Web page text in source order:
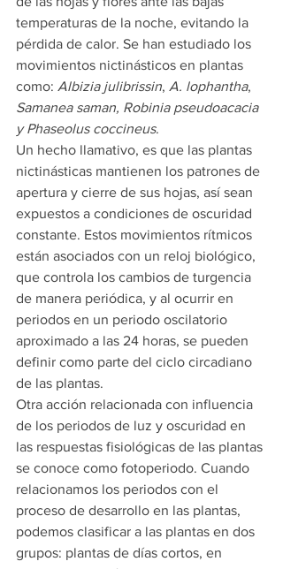
temperaturas de la noche, evitando la
pérdida de calor. Se han estudiado los
movimientos nictinásticos en plantas
como: Albizia julibrissin, A. lophantha,
Samanea saman, Robinia pseudoacacia
y Phaseolus coccineus.
Un hecho llamativo, es que las plantas
nictinásticas mantienen los patrones de
apertura y cierre de sus hojas, así sean
expuestos a condiciones de oscuridad
constante. Estos movimientos rítmicos
están asociados con un reloj biológico,
que controla los cambios de turgencia
de manera periódica, y al ocurrir en
periodos en un periodo oscilatorio
aproximado a las 24 horas, se pueden
definir como parte del ciclo circadiano
de las plantas.
Otra acción relacionada con influencia
de los periodos de luz y oscuridad en
las respuestas fisiológicas de las plantas
se conoce como fotoperiodo. Cuando
relacionamos los periodos con el
proceso de desarrollo en las plantas,
podemos clasificar a las plantas en dos
grupos: plantas de días cortos, en